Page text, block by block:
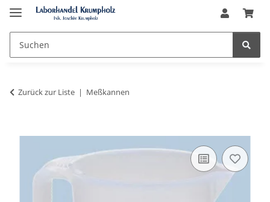
Zurück zur Liste Meßkannen